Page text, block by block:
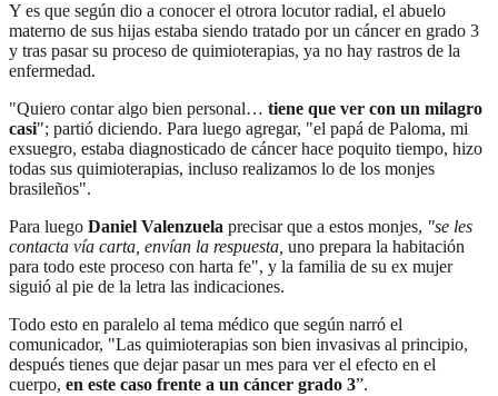
Y es que según dio a conocer el otrora locutor radial, el abuelo
materno de sus hijas estaba siendo tratado por un cáncer en grado 3
y tras pasar su proceso de quimioterapias, ya no hay rastros de la
enfermedad.
"Quiero contar algo bien personal… tiene que ver con un milagro
casi"; partió diciendo. Para luego agregar, "el papá de Paloma, mi
exsuegro, estaba diagnosticado de cáncer hace poquito tiempo, hizo
todas sus quimioterapias, incluso realizamos lo de los monjes
brasileños".
Para luego Daniel Valenzuela precisar que a estos monjes, "se les
contacta vía carta, envían la respuesta, uno prepara la habitación
para todo este proceso con harta fe", y la familia de su ex mujer
siguió al pie de la letra las indicaciones.
Todo esto en paralelo al tema médico que según narró el
comunicador, "Las quimioterapias son bien invasivas al principio,
después tienes que dejar pasar un mes para ver el efecto en el
cuerpo, en este caso frente a un cáncer grado 3”.